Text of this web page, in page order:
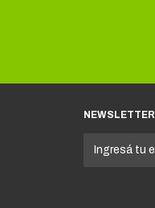
NEWSLETTER